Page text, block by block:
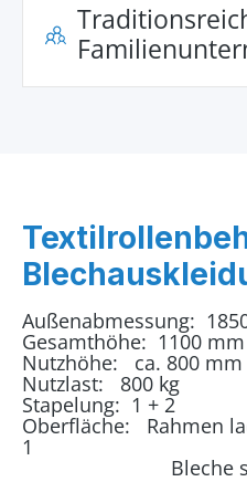
Außenabmessung:
Gesamthöhe: 1100 mm
Nutzhöhe: ca. 800 mm
Nutzlast: 800 kg
Stapelung: 1 + 2
Oberfläche: Rahmen
1
Bleche